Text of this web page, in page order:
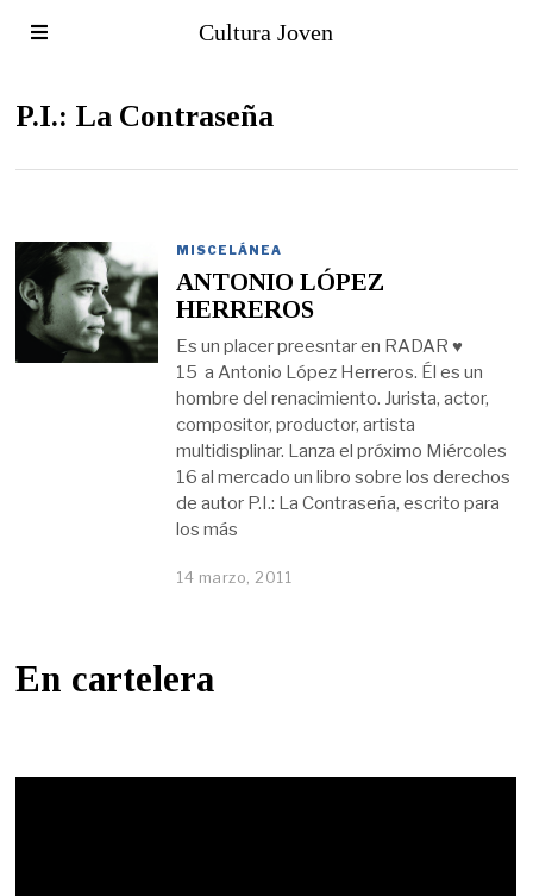
Cultura Joven
P.I.: La Contraseña
MISCELÁNEA
ANTONIO LÓPEZ
HERREROS
Es un placer preesntar en RADAR ♥
15 a Antonio López Herreros. Él es un
hombre del renacimiento. Jurista, actor,
compositor, productor, artista
multidisplinar. Lanza el próximo Miércoles
16 al mercado un libro sobre los derechos
de autor P.I.: La Contraseña, escrito para
los más
14 marzo, 2011
En cartelera